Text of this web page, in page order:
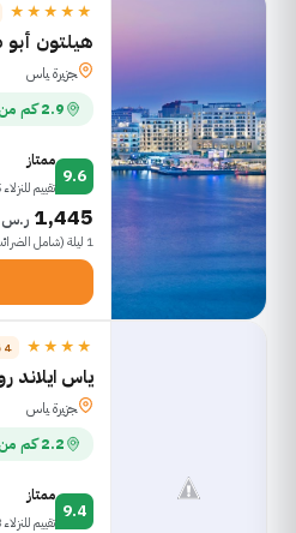
★★★★★
هيلتون
ﺠﺯﻴﺭﺓ ﻴﺎﺱ
2.9 كم من عالم فيراري
9.6
ممتاز
تقييم للنزلاء 11,585
1,445 ر.س
1 ليلة (شامل الضرائب) · 1 غرفة
★★★★ 4 نجوم
ياس ايلاند
ﺠﺯﻴﺭﺓ ﻴﺎﺱ
2.2 كم من عالم فيراري
9.4
ممتاز
تقييم للنزلاء 12,553